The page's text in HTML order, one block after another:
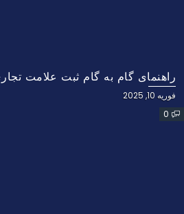
راهنمای گام به گام ثبت علامت
فوریه 10, 2025
0